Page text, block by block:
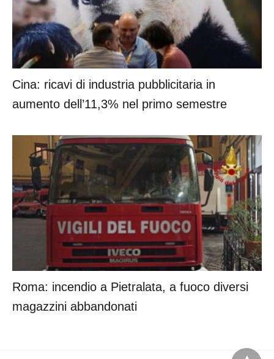
Cina: ricavi di industria pubblicitaria in
aumento dell’11,3% nel primo semestre
Roma: incendio a Pietralata, a fuoco diversi
magazzini abbandonati